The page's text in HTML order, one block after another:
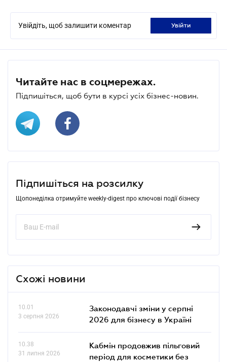
Увійдіть, щоб залишити коментар увійти
Читайте нас в соцмережах.
Підпишіться, щоб бути в курсі усіх бізнес-новин.
Підпишіться на розсилку
Щопонеділка отримуйте weekly-digest про ключові події бізнесу
Схожі новини
10.01
3 серпня 2026
Законодавчі зміни у серпні
2026 для бізнесу в Україні
10.38
31 липня 2026
Кабмін продовжив пільговий
період для косметики без